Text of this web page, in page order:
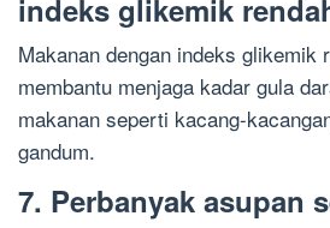
indeks glikemik
Makanan dengan indeks glikemik
membantu menjaga kadar gula
makanan seperti kacang-
gandum.
7. Perbanyak asupan